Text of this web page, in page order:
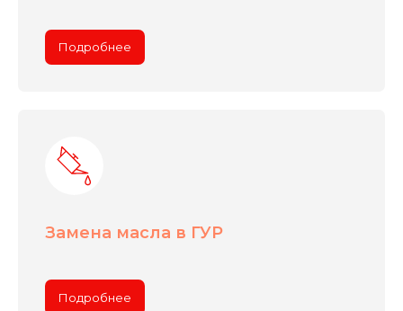
Подробнее
Замена масла в ГУР
Подробнее